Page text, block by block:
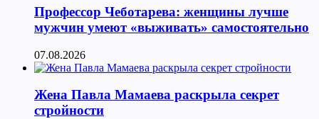
Профессор Чеботарева: женщины лучше
мужчин умеют «выживать» самостоятельно
07.08.2026
Жена Павла Мамаева раскрыла секрет
стройности